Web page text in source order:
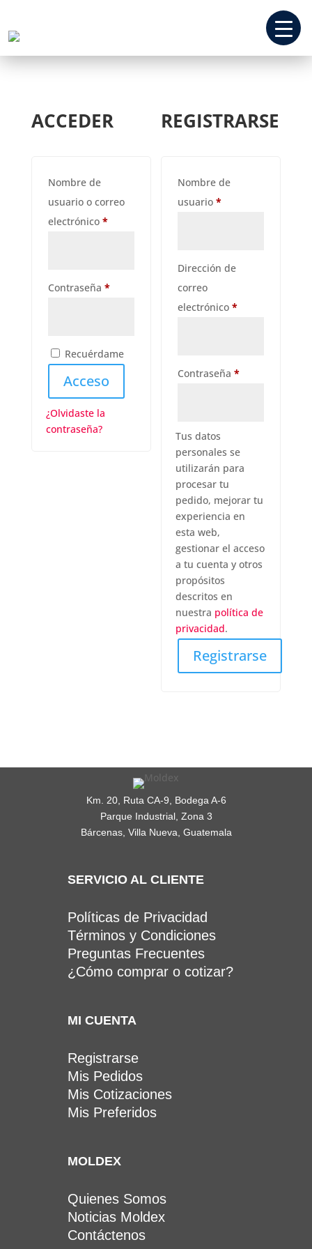
REPUESTOS
EQUIPOS
ACCEDER
Nombre de
usuario o correo
electrónico *Obligatorio
Contraseña *Obligatorio
Recuérdame
Acceso
¿Olvidaste la
contraseña?
REGISTRARSE
Nombre de
usuario*Obligatorio
Dirección de
correo
electrónico*Obligatorio
Contraseña*Obligatorio
Tus datos
personales se
utilizarán para
procesar tu
pedido, mejorar tu
experiencia en
esta web,
gestionar el acceso
a tu cuenta y otros
propósitos
descritos en
nuestra política de
privacidad.
Registrarse
Km. 20, Ruta CA-9, Bodega A-6
Parque Industrial, Zona 3
Bárcenas, Villa Nueva, Guatemala
SERVICIO AL CLIENTE
Políticas de Privacidad
Términos y Condiciones
Preguntas Frecuentes
¿Cómo comprar o cotizar?
MI CUENTA
Registrarse
Mis Pedidos
Mis Cotizaciones
Mis Preferidos
MOLDEX
Quienes Somos
Noticias Moldex
Contáctenos